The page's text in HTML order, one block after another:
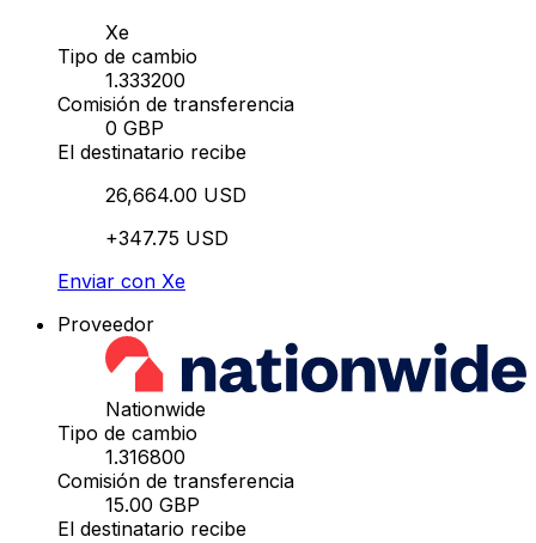
Xe
Tipo de cambio
1.333200
Comisión de transferencia
0 GBP
El destinatario recibe
26,664.00 USD
+347.75 USD
Enviar con Xe
Proveedor
Nationwide
Tipo de cambio
1.316800
Comisión de transferencia
15.00 GBP
El destinatario recibe